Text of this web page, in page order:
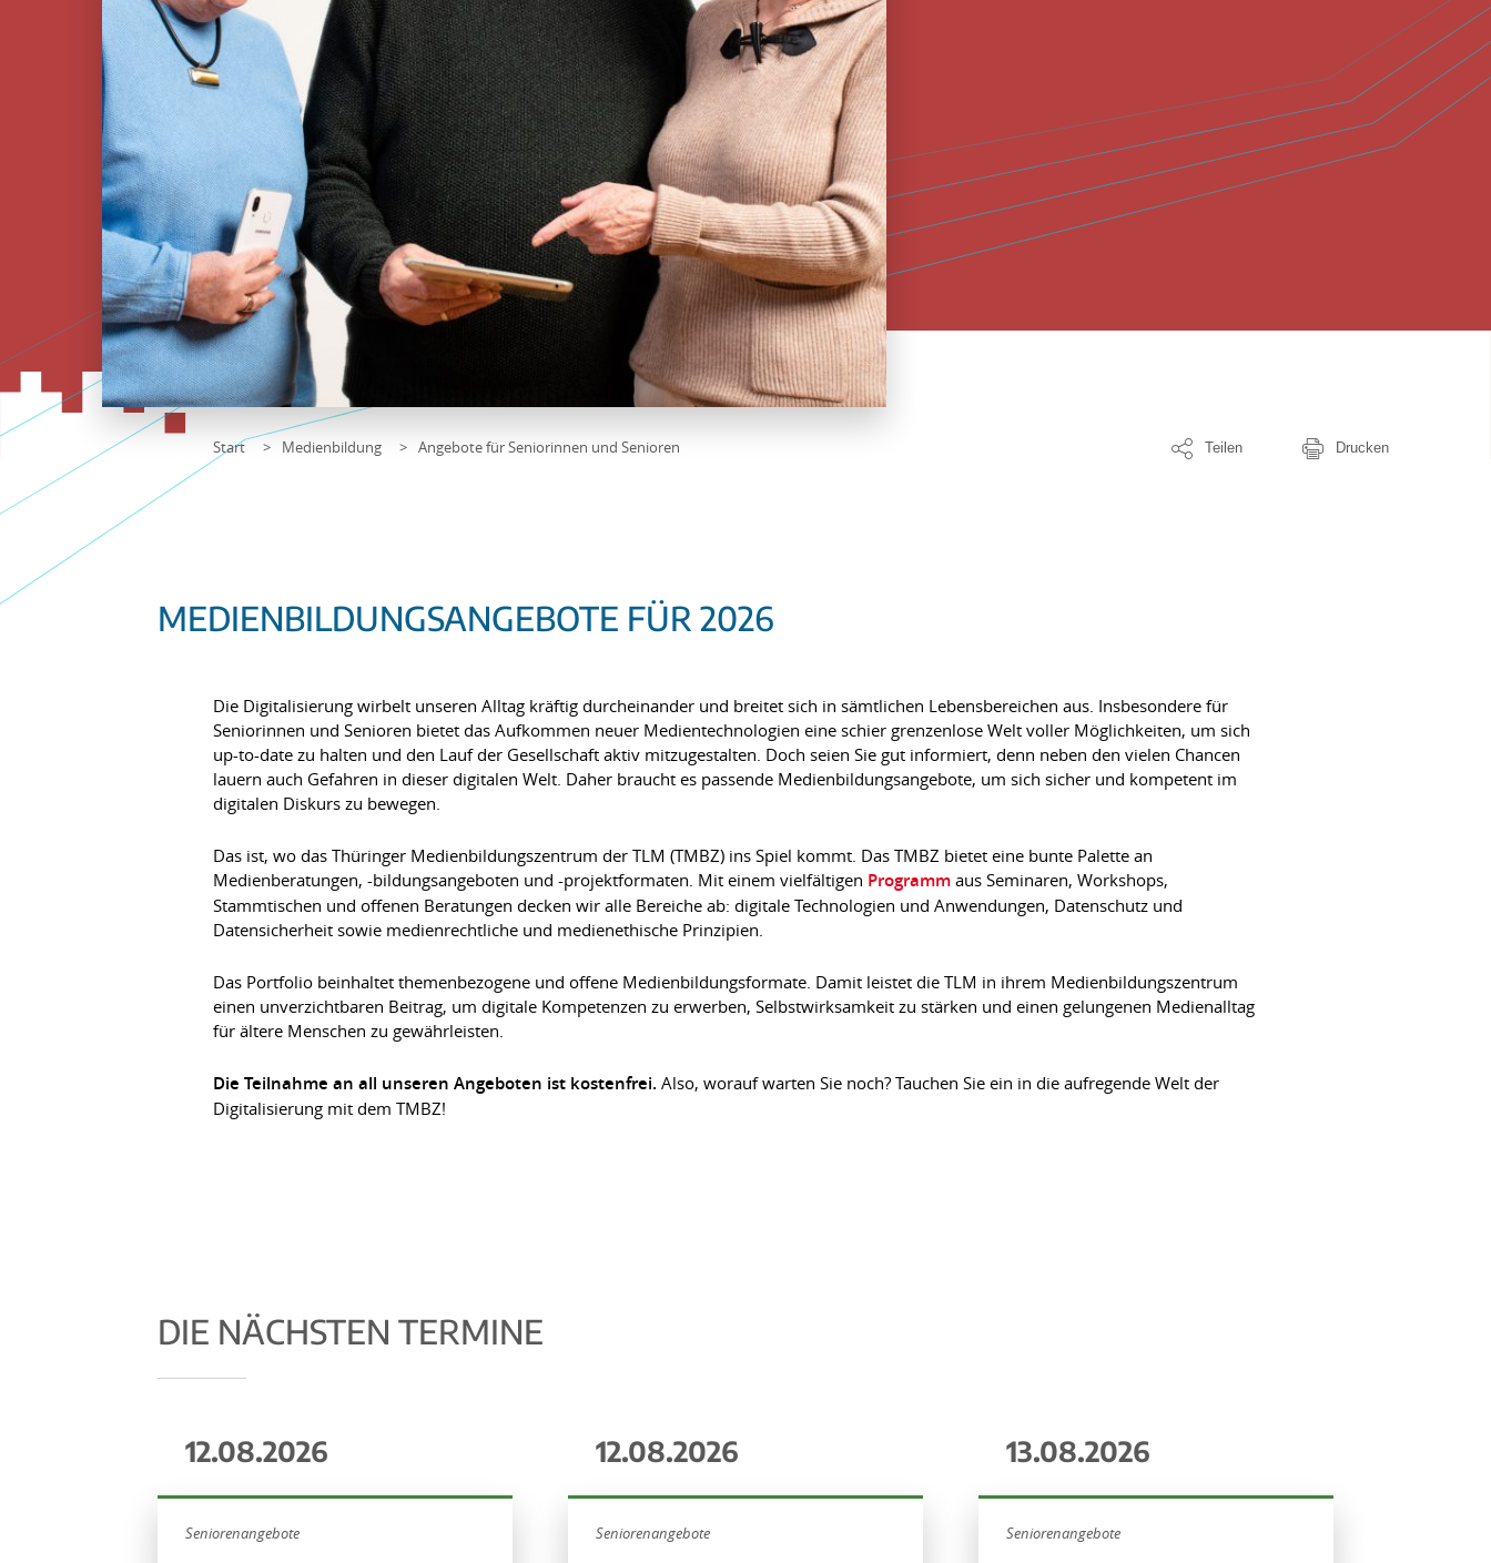
Start Medienbildung Angebote für Seniorinnen und Senioren Teilen Drucken
MEDIENBILDUNGSANGEBOTE FÜR 2026
Die Digitalisierung wirbelt unseren Alltag kräftig durcheinander und breitet sich in sämtlichen Lebensbereichen aus. Insbesondere für
Seniorinnen und Senioren bietet das Aufkommen neuer Medientechnologien eine schier grenzenlose Welt voller Möglichkeiten, um sich
up-to-date zu halten und den Lauf der Gesellschaft aktiv mitzugestalten. Doch seien Sie gut informiert, denn neben den vielen Chancen
lauern auch Gefahren in dieser digitalen Welt. Daher braucht es passende Medienbildungsangebote, um sich sicher und kompetent im
digitalen Diskurs zu bewegen.
Das ist, wo das Thüringer Medienbildungszentrum der TLM (TMBZ) ins Spiel kommt. Das TMBZ bietet eine bunte Palette an
Medienberatungen, -bildungsangeboten und -projektformaten. Mit einem vielfältigen Programm aus Seminaren, Workshops,
Stammtischen und offenen Beratungen decken wir alle Bereiche ab: digitale Technologien und Anwendungen, Datenschutz und
Datensicherheit sowie medienrechtliche und medienethische Prinzipien.
Das Portfolio beinhaltet themenbezogene und offene Medienbildungsformate. Damit leistet die TLM in ihrem Medienbildungszentrum
einen unverzichtbaren Beitrag, um digitale Kompetenzen zu erwerben, Selbstwirksamkeit zu stärken und einen gelungenen Medienalltag
für ältere Menschen zu gewährleisten.
Die Teilnahme an all unseren Angeboten ist kostenfrei. Also, worauf warten Sie noch? Tauchen Sie ein in die aufregende Welt der
Digitalisierung mit dem TMBZ!
DIE NÄCHSTEN TERMINE
12.08.2026
Seniorenangebote
12.08.2026
Seniorenangebote
13.08.2026
Seniorenangebote